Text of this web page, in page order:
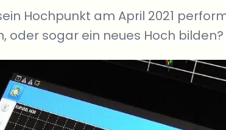
Hochpunkt am April 2021
oder sogar ein neues Hoch bilden?